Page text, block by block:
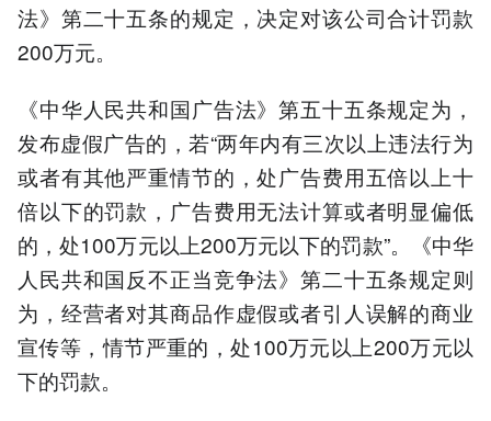
法》第二十五条的规定，决定对该公司合计罚款
200万元。
《中华人民共和国广告法》第五十五条规定为，
发布虚假广告的，若“两年内有三次以上违法行为
或者有其他严重情节的，处广告费用五倍以上十
倍以下的罚款，广告费用无法计算或者明显偏低
的，处100万元以上200万元以下的罚款”。《中华
人民共和国反不正当竞争法》第二十五条规定则
为，经营者对其商品作虚假或者引人误解的商业
宣传等，情节严重的，处100万元以上200万元以
下的罚款。